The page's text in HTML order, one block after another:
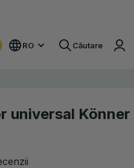
RO Căutare
universal Könner